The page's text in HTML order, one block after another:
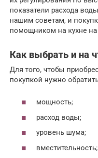
показатели расхода
нашим советам, и
помощником на кухне на
Как выбрать и на
Для того, чтобы
покупкой нужно
мощность;
расход воды;
уровень шума;
вместительность;